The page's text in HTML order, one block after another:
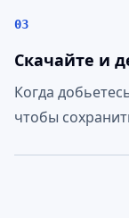
03
Скачайте и
Когда
чтобы